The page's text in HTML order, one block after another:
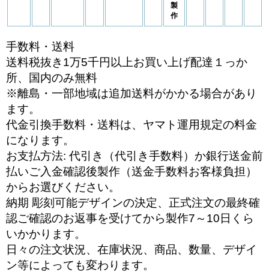
製
作
手数料・送料
送料税抜き1万5千円以上お買い上げ配達１っか
所、国内のみ無料
※離島・一部地域は追加送料がかかる場合があり
ます。
代金引換手数料・送料は、ヤマト運用規定の料金
になります。
お支払方法: 代引き（代引き手数料）か銀行送金前
払いご入金確認後製作（送金手数料お客様負担）
からお選びください。
納期 彫刻可能デザインの決定、正式注文の最終確
認ご確認のお返事を受けてから製作7～10日くら
いかかります。
日々の注文状況、在庫状況、商品、数量、デザイ
ン等によっても変わります。